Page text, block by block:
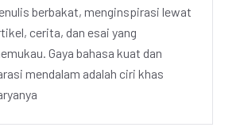
berbakat, menginspirasi lewat
cerita, dan esai yang
Gaya bahasa kuat dan
mendalam adalah ciri khas